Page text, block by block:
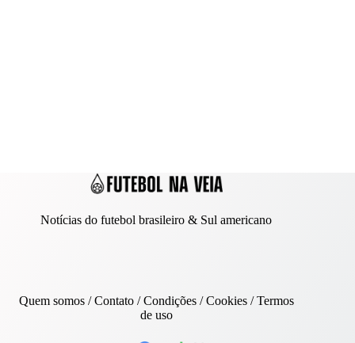
Notícias do futebol brasileiro & Sul americano
Quem somos/Contato/ Condições /Cookies/Termos
de uso